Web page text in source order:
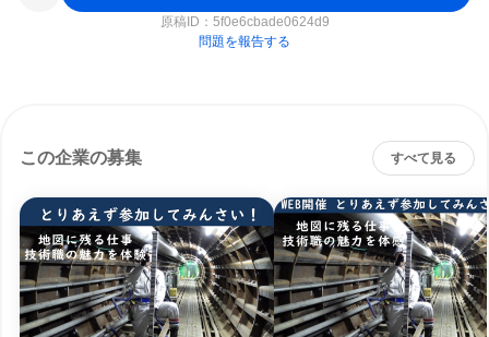
原稿ID： 5f0e6cbade0624d9
問題を報告する
この企業の募集 すべて見る